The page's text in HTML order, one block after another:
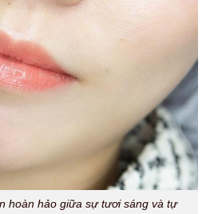
hoàn hảo giữa sự tươi sáng và tự